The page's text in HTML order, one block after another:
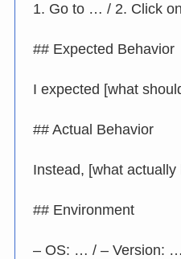
1. Go to … / 2. Click
## Expected Behavior
I expected [what
## Actual Behavior
Instead, [what actually
## Environment
– OS: … / – Version: …